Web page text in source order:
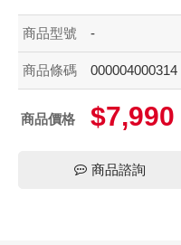
商品型號 -
商品條碼 000004000314
商品價格 $7,990
商品諮詢